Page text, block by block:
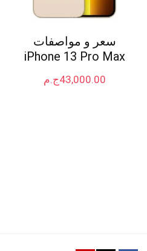
سعر و مواصفات
iPhone 13 Pro Max
ج.م43,000.00